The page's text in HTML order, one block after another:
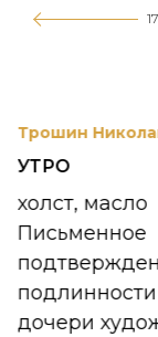
Трошин
УТРО
холст, масло
Письменное
дочери